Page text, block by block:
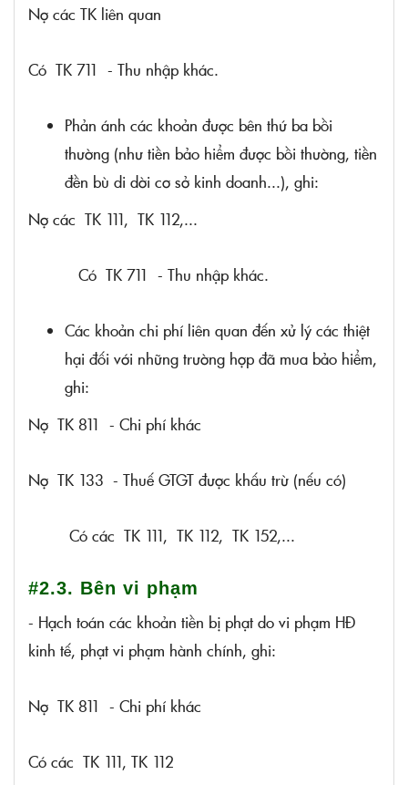
Nợ các TK liên quan
Có TK 711 - Thu nhập khác.
Phản ánh các khoản được bên thứ ba bồi
thường (như tiền bảo hiểm được bồi thường, tiền
đền bù di dời cơ sở kinh doanh...), ghi:
Nợ các TK 111, TK 112,...
Có TK 711 - Thu nhập khác.
Các khoản chi phí liên quan đến xử lý các thiệt
hại đối với những trường hợp đã mua bảo hiểm,
ghi:
Nợ TK 811 - Chi phí khác
Nợ TK 133 - Thuế GTGT được khấu trừ (nếu có)
Có các TK 111, TK 112, TK 152,...
#2.3. Bên vi phạm
- Hạch toán các khoản tiền bị phạt do vi phạm HĐ
kinh tế, phạt vi phạm hành chính, ghi:
Nợ TK 811 - Chi phí khác
Có các TK 111, TK 112